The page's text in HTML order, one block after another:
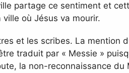
partage ce sentiment et
où Jésus va mourir.
et les scribes. La mention
traduit par « Messie »
la non-reconnaissance